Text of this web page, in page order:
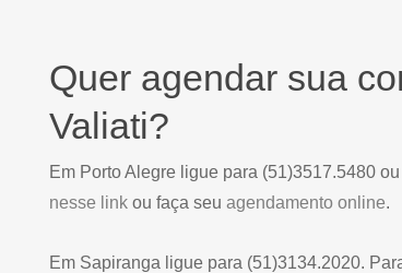
Quer agendar sua
Valiati?
Em Porto Alegre ligue para (51)3517.5480
nesse link ou faça seu agendamento online.
Em Sapiranga ligue para (51)3134.2020.